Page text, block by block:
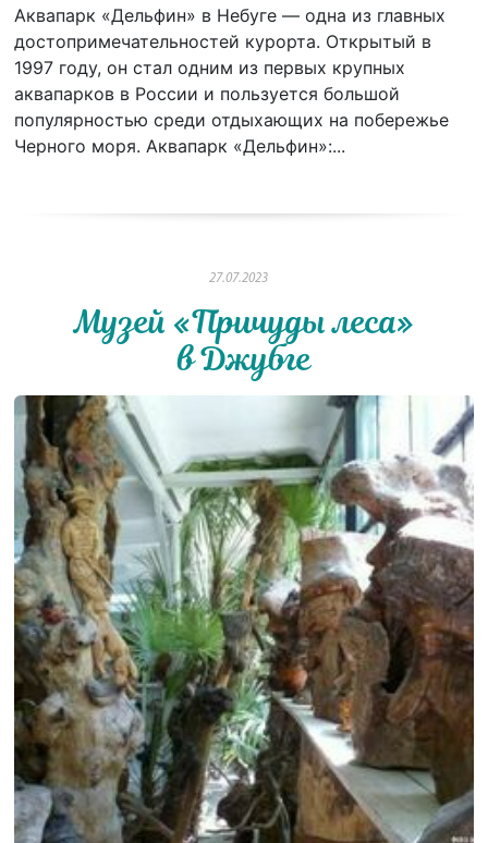
Аквапарк «Дельфин» в Небуге — одна из главных
достопримечательностей курорта. Открытый в
1997 году, он стал одним из первых крупных
аквапарков в России и пользуется большой
популярностью среди отдыхающих на побережье
Черного моря. Аквапарк «Дельфин»:...
27.07.2023
Музей «Причуды леса»
в Джубге